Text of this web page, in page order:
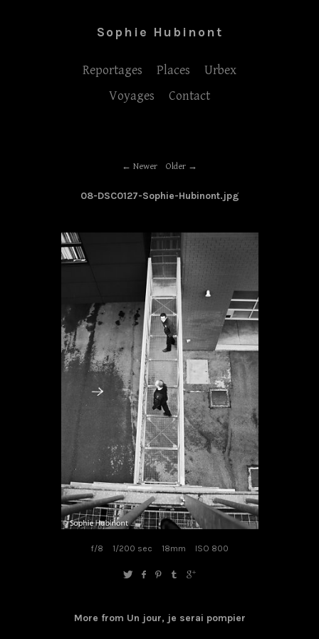
Sophie Hubinont
Reportages Places
Urbex
Voyages
Contact
Newer Older
08-DSC0127-Sophie-Hubinont.jpg
f/8 1/200 sec 18mm ISO 800
More from Un jour, je serai pompier